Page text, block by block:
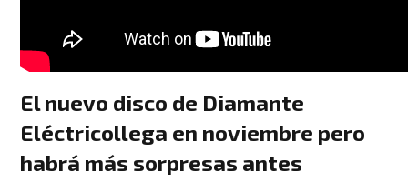
El nuevo disco de Diamante
Eléctricollega en noviembre pero
habrá más sorpresas antes